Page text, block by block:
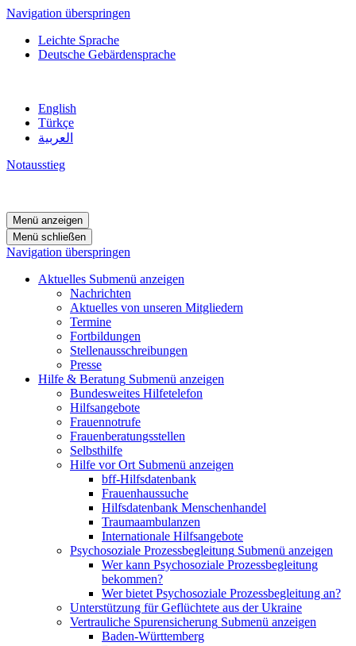
Navigation überspringen
Leichte Sprache
Deutsche Gebärdensprache
English
Türkçe
العربية
Notausstieg
Menü anzeigen
Menü schließen
Navigation überspringen
Aktuelles Submenü anzeigen
Nachrichten
Aktuelles von unseren Mitgliedern
Termine
Fortbildungen
Stellenausschreibungen
Presse
Hilfe & Beratung Submenü anzeigen
Bundesweites Hilfetelefon
Hilfsangebote
Frauennotrufe
Frauenberatungsstellen
Selbsthilfe
Hilfe vor Ort Submenü anzeigen
bff-Hilfsdatenbank
Frauenhaussuche
Hilfsdatenbank Menschenhandel
Traumaambulanzen
Internationale Hilfsangebote
Psychosoziale Prozessbegleitung Submenü anzeigen
Wer kann Psychosoziale Prozessbegleitung
bekommen?
Wer bietet Psychosoziale Prozessbegleitung an?
Unterstützung für Geflüchtete aus der Ukraine
Vertrauliche Spurensicherung Submenü anzeigen
Baden-Württemberg